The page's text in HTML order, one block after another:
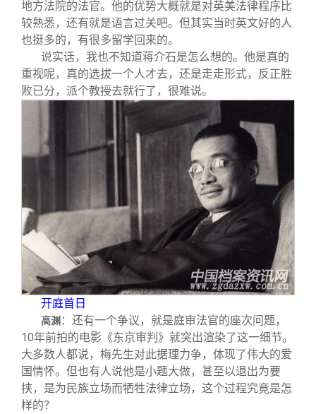
地方法院的法官。他的优势大概就是对英美法律程序比
较熟悉，还有就是语言过关吧。但其实当时英文好的人
也挺多的，有很多留学回来的。
说实话，我也不知道蒋介石是怎么想的。他是真的
重视呢，真的选拔一个人才去，还是走走形式，反正胜
败已分，派个教授去就行了，很难说。
开庭首日
高渊 ：还有一个争议，就是庭审法官的座次问题，
10年前拍的电影《东京审判》就突出渲染了这一细节。
大多数人都说，梅先生对此据理力争，体现了伟大的爱
国情怀。但也有人说他是小题大做，甚至以退出为要
挟，是为民族立场而牺牲法律立场，这个过程究竟是怎
样的？